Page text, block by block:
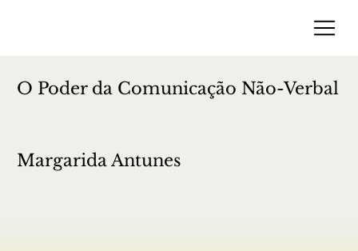
O Poder da Comunicação Não-Verbal
Margarida Antunes